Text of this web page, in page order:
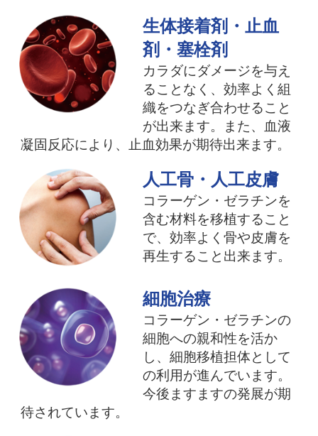
生体接着剤・止血
剤・塞栓剤
カラダにダメージを与え
ることなく、効率よく組
織をつなぎ合わせること
が出来ます。また、血液
凝固反応により、止血効果が期待出来ます。
人工骨・人工皮膚
コラーゲン・ゼラチンを
含む材料を移植すること
で、効率よく骨や皮膚を
再生すること出来ます。
細胞治療
コラーゲン・ゼラチンの
細胞への親和性を活か
し、細胞移植担体として
の利用が進んでいます。
今後ますますの発展が期
待されています。